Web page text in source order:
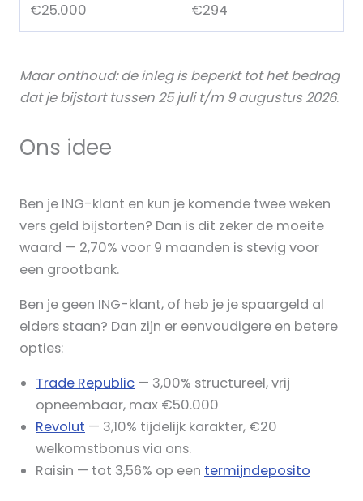
€25.000 €294
Maar onthoud: de inleg is beperkt tot het bedrag
dat je bijstort tussen 25 juli t/m 9 augustus 2026.
Ons idee
Ben je ING-klant en kun je komende twee weken
vers geld bijstorten? Dan is dit zeker de moeite
waard — 2,70% voor 9 maanden is stevig voor
een grootbank.
Ben je geen ING-klant, of heb je je spaargeld al
elders staan? Dan zijn er eenvoudigere en betere
opties:
Trade Republic — 3,00% structureel, vrij
opneembaar, max €50.000
Revolut — 3,10% tijdelijk karakter, €20
welkomstbonus via ons.
Raisin — tot 3,56% op een termijndeposito